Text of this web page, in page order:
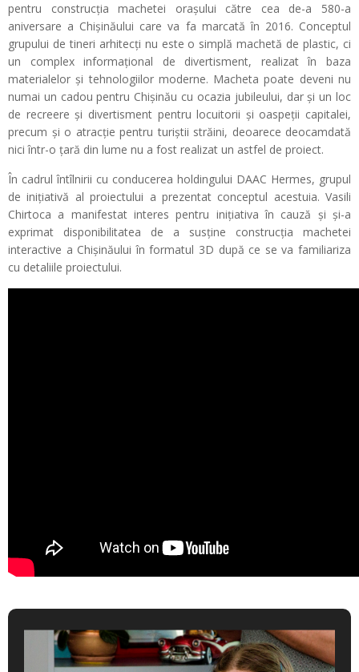
pentru construcția machetei orașului către cea de-a 580-a
aniversare a Chișinăului care va fa marcată în 2016. Conceptul
grupului de tineri arhitecți nu este o simplă machetă de plastic, ci
un complex informațional de divertisment, realizat în baza
materialelor și tehnologiilor moderne. Macheta poate deveni nu
numai un cadou pentru Chișinău cu ocazia jubileului, dar și un loc
de recreere și divertisment pentru locuitorii și oaspeții capitalei,
precum și o atracție pentru turiștii străini, deoarece deocamdată
nici într-o țară din lume nu a fost realizat un astfel de proiect.
În cadrul întîlnirii cu conducerea holdingului DAAC Hermes, grupul
de inițiativă al proiectului a prezentat conceptul acestuia. Vasili
Chirtoca a manifestat interes pentru inițiativa în cauză și și-a
exprimat disponibilitatea de a susține construcția machetei
interactive a Chișinăului în formatul 3D după ce se va familiariza
cu detaliile proiectului.